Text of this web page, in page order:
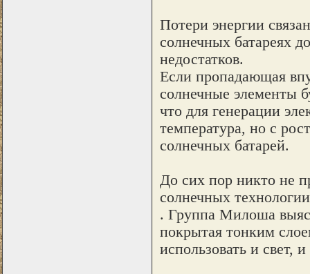
Потери энергии
солнечных батареях
недостатков.
Если пропадающая
солнечные элементы
что для генерации
температура, но с
солнечных батарей.
До сих пор никто не
солнечных
. Группа Милоша
покрытая тонким
использовать и свет,